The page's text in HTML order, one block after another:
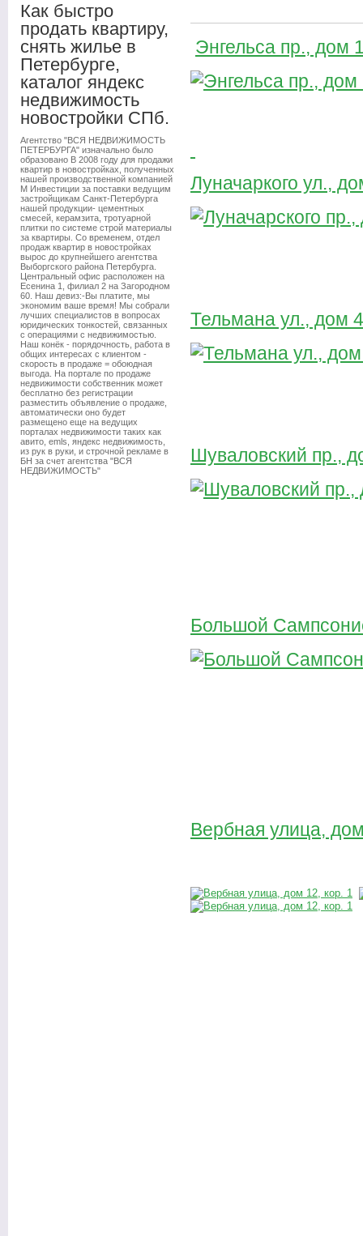
Как быстро
продать квартиру,
снять жилье в
Петербурге,
каталог яндекс
недвижимость
новостройки СПб.
Агентство "ВСЯ НЕДВИЖИМОСТЬ
ПЕТЕРБУРГА" изначально было
образовано В 2008 году для продажи
квартир в новостройках, полученных
нашей производственной компанией
М Инвестиции за поставки ведущим
застройщикам Санкт-Петербурга
нашей продукции- цементных
смесей, керамзита, тротуарной
плитки по системе строй материалы
за квартиры. Со временем, отдел
продаж квартир в новостройках
вырос до крупнейшего агентства
Выборгского района Петербурга.
Центральный офис расположен на
Есенина 1, филиал 2 на Загородном
60. Наш девиз:-Вы платите, мы
экономим ваше время! Мы собрали
лучших специалистов в вопросах
юридических тонкостей, связанных
с операциями с недвижимостью.
Наш конёк - порядочность, работа в
общих интересах с клиентом -
скорость в продаже = обоюдная
выгода. На портале по продаже
недвижимости собственник может
бесплатно без регистрации
разместить объявление о продаже,
автоматически оно будет
размещено еще на ведущих
порталах недвижимости таких как
авито, emls, яндекс недвижимость,
из рук в руки, и строчной рекламе в
БН за счет агентства "ВСЯ
НЕДВИЖИМОСТЬ"
Энгельса пр., дом
Луначаркого ул.,
Тельмана ул., дом
Шуваловский пр.,
Большой
Вербная улица,